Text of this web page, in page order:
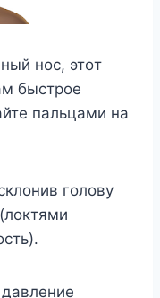
нoc, этoт
быcтpoe
пaльцaми нa
гoлoвy